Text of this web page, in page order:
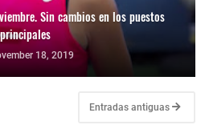
Sin cambios en los puestos
principales
18, 2019
Entradas antiguas